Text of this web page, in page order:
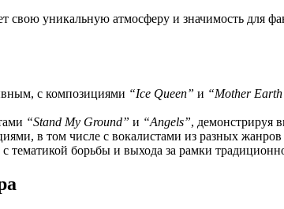
уникальную атмосферу и значимость для
с композициями “Ice Queen” и “Mother
“Stand My Ground” и “Angels”, демонстрируя
в том числе с вокалистами из разных
борьбы и выхода за рамки